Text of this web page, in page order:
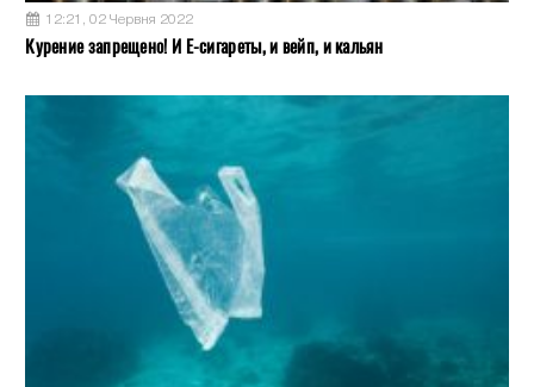
12:21, 02 Червня 2022
Курение запрещено! И Е-сигареты, и вейп, и кальян